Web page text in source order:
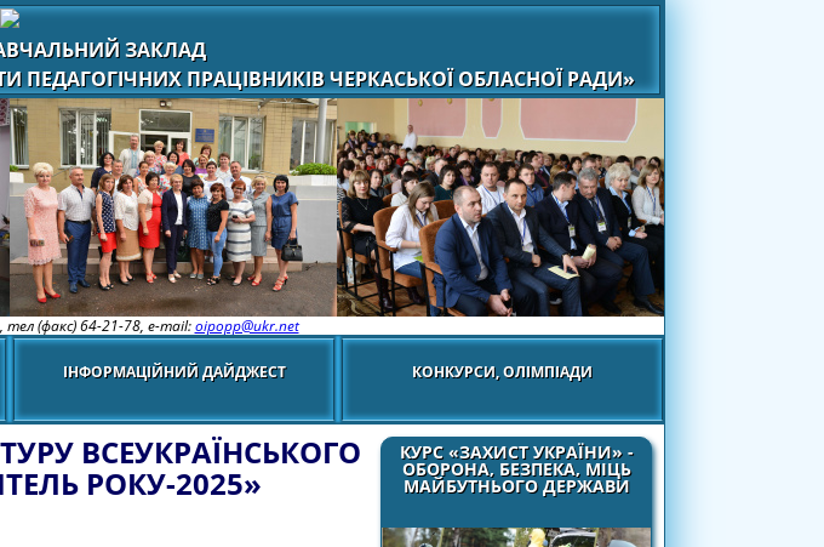
ЗАКЛАД
ПЕДАГОГІЧНИХ ПРАЦІВНИКІВ ЧЕРКАСЬКОЇ ОБЛАСНОЇ РАДИ»
тел (факс) 64-21-78, e-mail:oipopp@ukr.net
ІНФОРМАЦІЙНИЙ ДАЙДЖЕСТ КОНКУРСИ, ОЛІМПІАДИ
КУРС «ЗАХИСТ УКРАЇНИ» -
ОБОРОНА, БЕЗПЕКА, МІЦЬ
МАЙБУТНЬОГО ДЕРЖАВИ
ВСЕУКРАЇНСЬКОГО
РОКУ-2025»